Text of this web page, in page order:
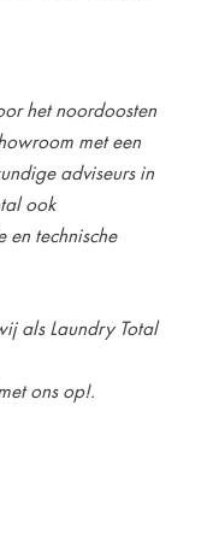
het noordoosten
met een
adviseurs in
ook
en technische
als Laundry Total
ons op!.